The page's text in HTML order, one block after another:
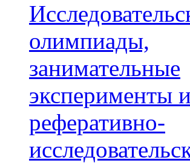
олимпиады,
занимательные
эксперименты и
реферативно-